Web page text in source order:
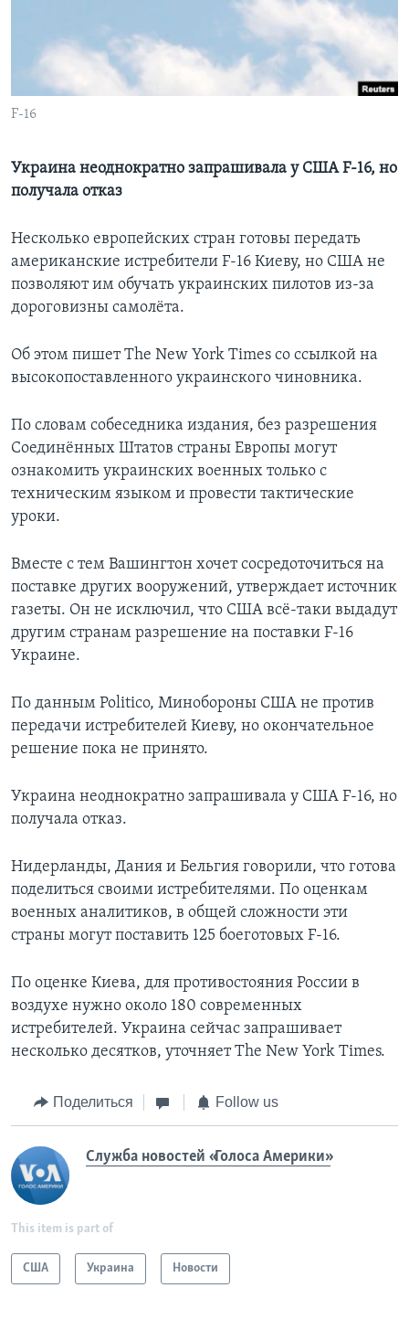
СОЦИАЛЬНЫЕ СЕТИ
Языки
F-16
Украина неоднократно запрашивала у США F-16, но
получала отказ
Несколько европейских стран готовы передать
американские истребители F-16 Киеву, но США не
позволяют им обучать украинских пилотов из-за
дороговизны самолёта.
Об этом пишет The New York Times со ссылкой на
высокопоставленного украинского чиновника.
По словам собеседника издания, без разрешения
Соединённых Штатов страны Европы могут
ознакомить украинских военных только с
техническим языком и провести тактические
уроки.
Вместе с тем Вашингтон хочет сосредоточиться на
поставке других вооружений, утверждает источник
газеты. Он не исключил, что США всё-таки выдадут
другим странам разрешение на поставки F-16
Украине.
По данным Politico, Минобороны США не против
передачи истребителей Киеву, но окончательное
решение пока не принято.
Украина неоднократно запрашивала у США F-16, но
получала отказ.
Нидерланды, Дания и Бельгия говорили, что готова
поделиться своими истребителями. По оценкам
военных аналитиков, в общей сложности эти
страны могут поставить 125 боеготовых F-16.
По оценке Киева, для противостояния России в
воздухе нужно около 180 современных
истребителей. Украина сейчас запрашивает
несколько десятков, уточняет The New York Times.
Поделиться Follow us
Служба новостей «Голоса Америки»
This item is part of
США Украина Новости